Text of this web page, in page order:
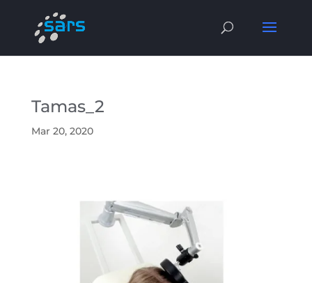
Tamas_2
Mar 20, 2020